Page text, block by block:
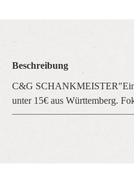
Beschreibung
C&G
unter 15€ aus Württemberg.